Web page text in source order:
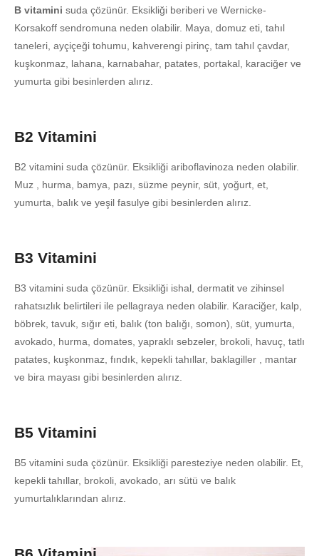
B vitamini suda çözünür. Eksikliği beriberi ve Wernicke-
Korsakoff sendromuna neden olabilir. Maya, domuz eti, tahıl
taneleri, ayçiçeği tohumu, kahverengi pirinç, tam tahıl çavdar,
kuşkonmaz, lahana, karnabahar, patates, portakal, karaciğer ve
yumurta gibi besinlerden alırız.
B2 Vitamini
B2 vitamini suda çözünür. Eksikliği ariboflavinoza neden olabilir.
Muz , hurma, bamya, pazı, süzme peynir, süt, yoğurt, et,
yumurta, balık ve yeşil fasulye gibi besinlerden alırız.
B3 Vitamini
B3 vitamini suda çözünür. Eksikliği ishal, dermatit ve zihinsel
rahatsızlık belirtileri ile pellagraya neden olabilir. Karaciğer, kalp,
böbrek, tavuk, sığır eti, balık (ton balığı, somon), süt, yumurta,
avokado, hurma, domates, yapraklı sebzeler, brokoli, havuç, tatlı
patates, kuşkonmaz, fındık, kepekli tahıllar, baklagiller , mantar
ve bira mayası gibi besinlerden alırız.
B5 Vitamini
B5 vitamini suda çözünür. Eksikliği paresteziye neden olabilir. Et,
kepekli tahıllar, brokoli, avokado, arı sütü ve balık
yumurtalıklarından alırız.